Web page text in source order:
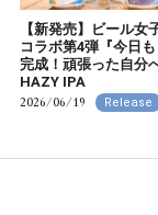
【新発売】ビール女
コラボ第4弾『今日
完成！頑張った自分
HAZY IPA
2026/06/19 Release